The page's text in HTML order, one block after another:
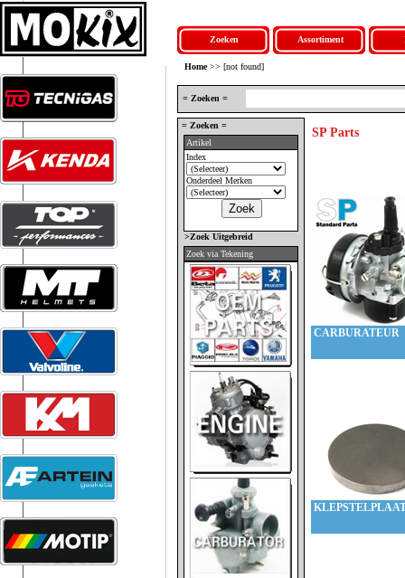
Zoeken Assortiment
Home>> [not found]
= Zoeken =
= Zoeken =
Artikel
Index
Onderdeel Merken
>Zoek Uitgebreid
Zoek via Tekening
SP Parts
CARBURATEUR